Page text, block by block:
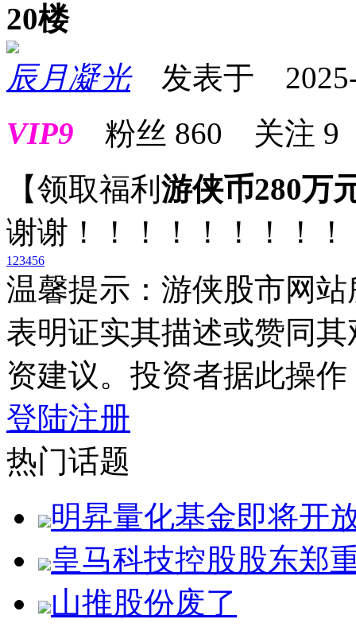
20楼
辰月凝光发表于 2025-
VIP9 粉丝 860 关注 9
【领取福利 游侠币280万
谢谢！！！！！！！！！
1 23456
温馨提示：游侠股市网
表明证实其描述或赞同
资建议。投资者据此操
登陆注册
热门话题
明昇量化基金即将开
皇马科技控股股东郑
山推股份废了